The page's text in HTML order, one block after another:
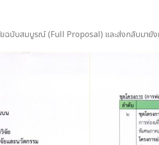
ยฉบับสมบูรณ์ (Full Proposal) และส่งกลับมายัง